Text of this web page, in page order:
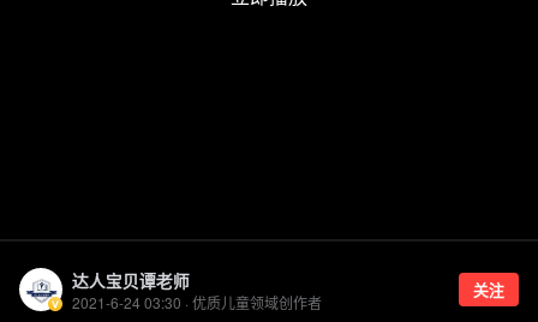
达人宝贝谭老师
2021-6-24 03:30 · 优质儿童领域创作者
关注